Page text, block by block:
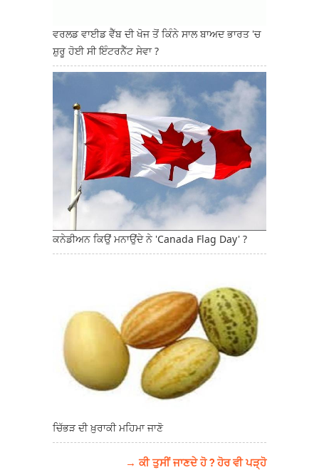
ਵਰਲਡ ਵਾਈਡ ਵੈੱਬ ਦੀ ਖੋਜ ਤੋਂ ਕਿੰਨੇ ਸਾਲ ਬਾਅਦ ਭਾਰਤ 'ਚ
ਸ਼ੁਰੂ ਹੋਈ ਸੀ ਇੰਟਰਨੈੱਟ ਸੇਵਾ ?
ਕਨੇਡੀਅਨ ਕਿਉਂ ਮਨਾਉਂਦੇ ਨੇ 'Canada Flag Day' ?
ਚਿੱਭੜ ਦੀ ਖ਼ੁਰਾਕੀ ਮਹਿਮਾ ਜਾਣੋ
→ ਕੀ ਤੁਸੀਂ ਜਾਣਦੇ ਹੋ ? ਹੋਰ ਵੀ ਪੜ੍ਹੋ